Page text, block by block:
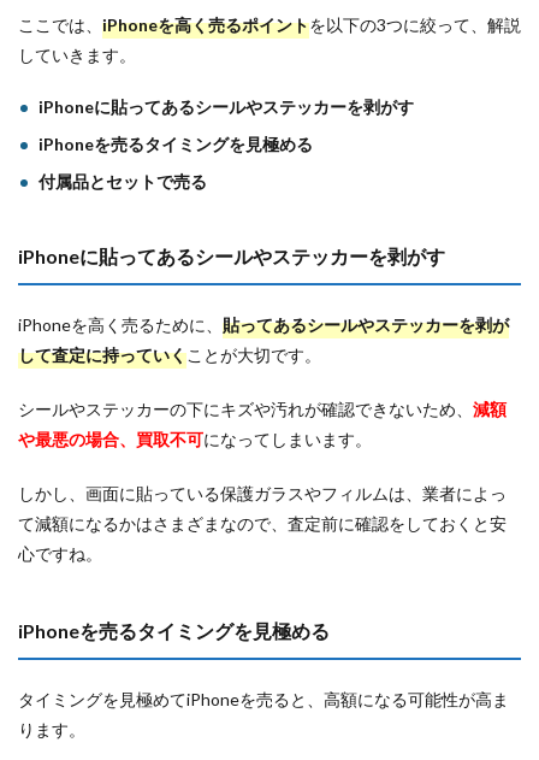
ここでは、 iPhoneを高く売るポイントを以下の3つに絞って、解説
していきます。
iPhoneに貼ってあるシールやステッカーを剥がす
iPhoneを売るタイミングを見極める
付属品とセットで売る
iPhoneに貼ってあるシールやステッカーを剥がす
iPhoneを高く売るために、 貼ってあるシールやステッカーを剥が
して査定に持っていくことが大切です。
シールやステッカーの下にキズや汚れが確認できないため、 減額
や最悪の場合、買取不可になってしまいます。
しかし、画面に貼っている保護ガラスやフィルムは、業者によっ
て減額になるかはさまざまなので、査定前に確認をしておくと安
心ですね。
iPhoneを売るタイミングを見極める
タイミングを見極めてiPhoneを売ると、高額になる可能性が高ま
ります。